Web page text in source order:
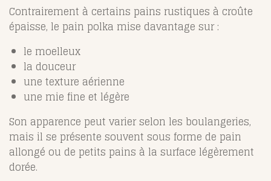
Contrairement à certains pains rustiques à croûte
épaisse, le pain polka mise davantage sur :
le moelleux
la douceur
une texture aérienne
une mie fine et légère
Son apparence peut varier selon les boulangeries,
mais il se présente souvent sous forme de pain
allongé ou de petits pains à la surface légèrement
dorée.